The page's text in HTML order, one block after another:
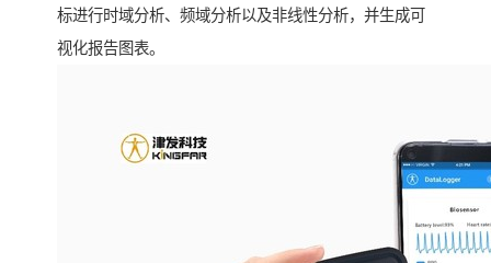
标进行时域分析、频域分析以及非线性分析，并生成可
视化报告图表。